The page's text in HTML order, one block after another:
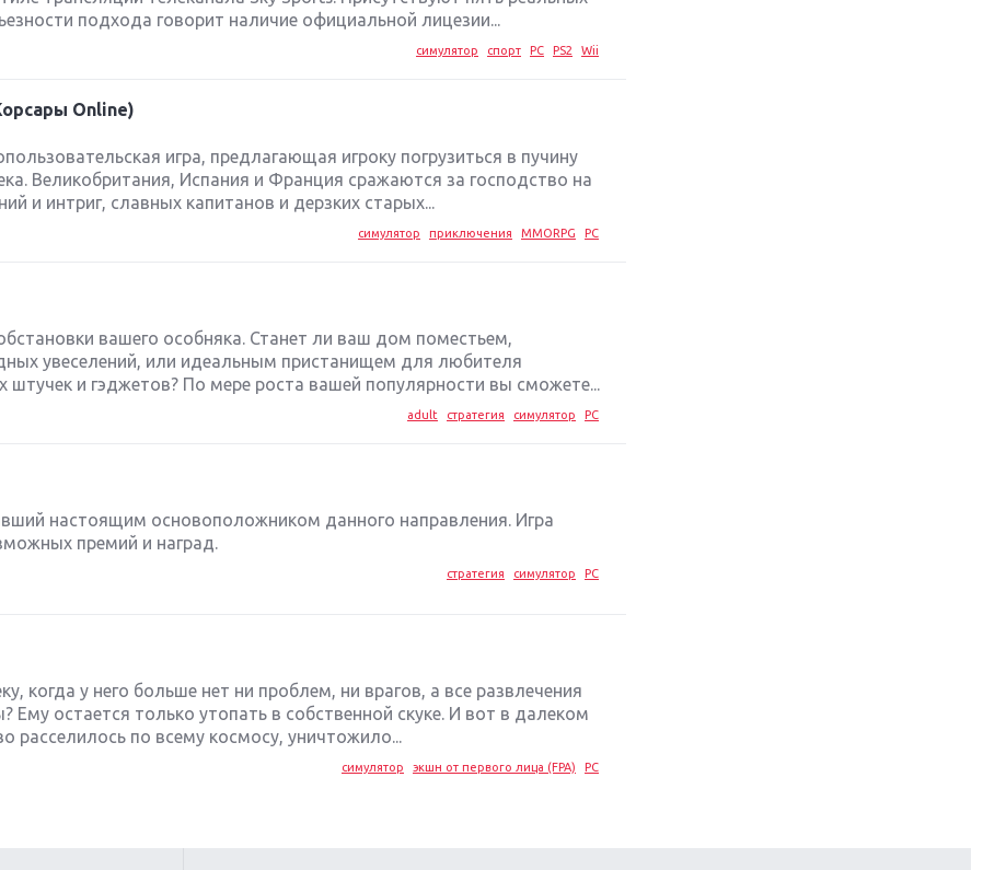
подхода говорит наличие официальной лицезии...
симулятор спорт PC PS2 Wii
Online)
игра, предлагающая игроку погрузиться в пучину
Великобритания, Испания и Франция сражаются за господство на
и интриг, славных капитанов и дерзких старых...
симулятор приключения MMORPG PC
вашего особняка. Станет ли ваш дом поместьем,
увеселений, или идеальным пристанищем для любителя
штучек и гэджетов? По мере роста вашей популярности вы сможете...
adult стратегия симулятор PC
настоящим основоположником данного направления. Игра
премий и наград.
стратегия симулятор PC
когда у него больше нет ни проблем, ни врагов, а все развлечения
остается только утопать в собственной скуке. И вот в далеком
расселилось по всему космосу, уничтожило...
симулятор экшн от первого лица (FPA) PC